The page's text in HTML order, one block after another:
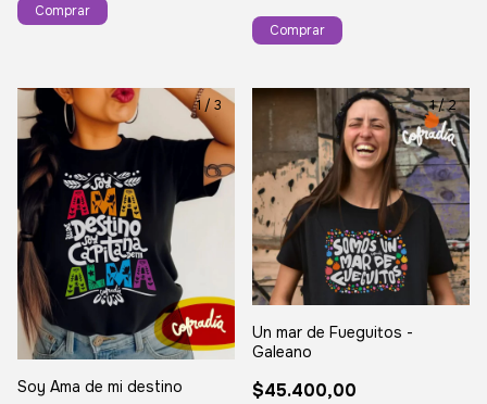
Comprar
Comprar
1/ 3
Soy Ama de mi destino
1/2
Un mar de Fueguitos -
Galeano
$45.400,00